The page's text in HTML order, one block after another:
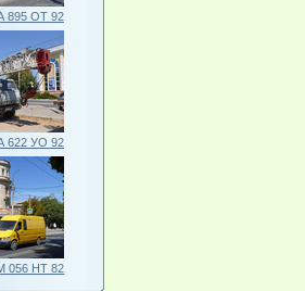
895 ОТ 92
622 УО 92
056 НТ 82